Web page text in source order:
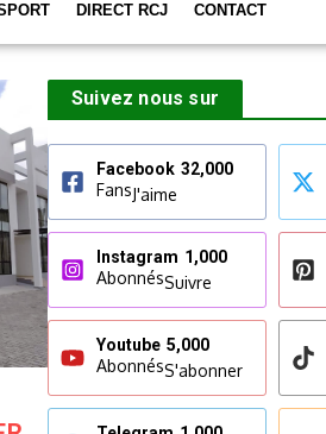
DIRECT RCJ CONTACT
Suivez nous sur
Facebook 32,000
FansJ'aime
Instagram 1,000
AbonnésSuivre
Youtube 5,000
AbonnésS'abonner